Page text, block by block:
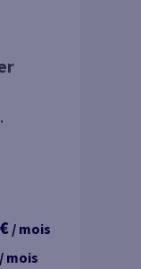
/ mois
/ mois